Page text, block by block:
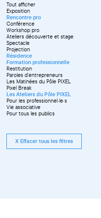
Tout afficher
Exposition
Rencontre pro
Conférence
Workshop pro
Ateliers découverte et stage
Spectacle
Projection
Résidence
Formation professionnelle
Restitution
Paroles d'entrepreneurs
Les Matinées du Pôle PIXEL
Pixel Break
Les Ateliers du Pôle PIXEL
Pour les professionnel·le·s
Vie associative
Pour tous les publics
X Effacer tous les filtres